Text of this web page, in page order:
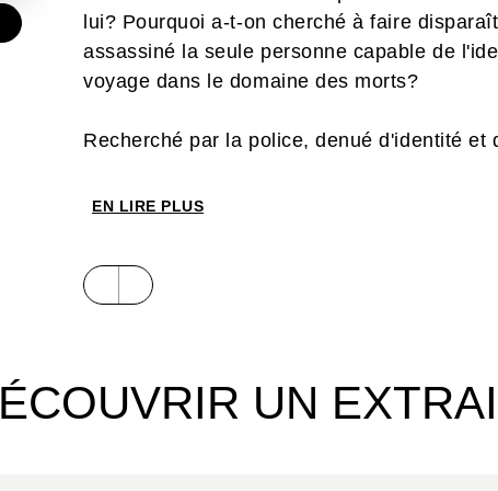
lui? Pourquoi a-t-on cherché à faire
assassiné la seule personne capable de
voyage dans le domaine des morts?
Recherché par la police, denué d'identité et
EN LIRE PLUS
UN